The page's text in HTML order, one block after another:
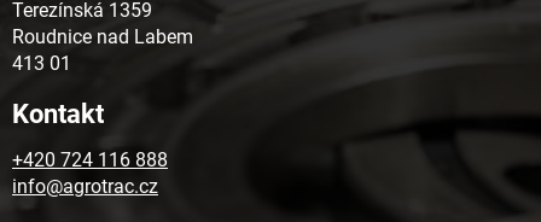
Terezínská 1359
Roudnice nad Labem
413 01
Kontakt
+420 724 116 888
info@agrotrac.cz